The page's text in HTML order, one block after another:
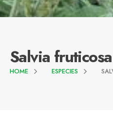
Salvia fruticosa
HOME ESPECIES